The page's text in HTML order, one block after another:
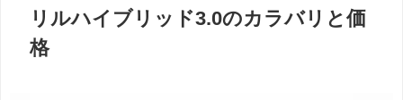
リルハイブリッド3.0のカラバリと価
格